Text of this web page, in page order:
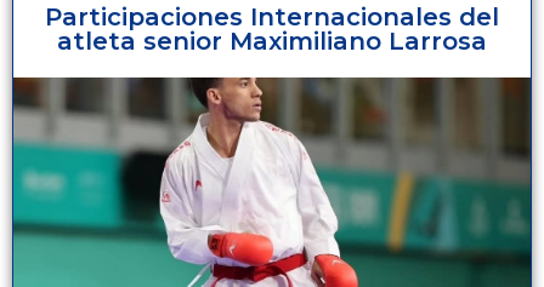
Participaciones Internacionales del
atleta senior Maximiliano Larrosa